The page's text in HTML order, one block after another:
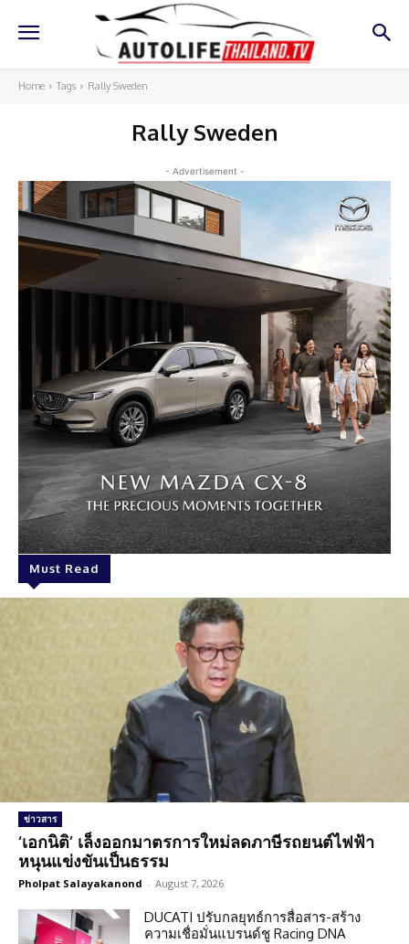
Home Tags Rally Sweden
Rally Sweden
- Advertisement -
Must Read
ข่าวสาร
‘เอกนิติ’ เล็งออกมาตรการใหม่ลดภาษีรถยนต์ไฟฟ้า
หนุนแข่งขันเป็นธรรม
Pholpat Salayakanond - August 7, 2026
DUCATI ปรับกลยุทธ์การสื่อสาร-สร้าง
ความเชื่อมั่นแบรนด์ชู Racing DNA